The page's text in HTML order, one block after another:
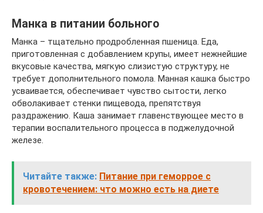
Манка в питании больного
Манка – тщательно продробленная пшеница. Еда,
приготовленная с добавлением крупы, имеет нежнейшие
вкусовые качества, мягкую слизистую структуру, не
требует дополнительного помола. Манная кашка быстро
усваивается, обеспечивает чувство сытости, легко
обволакивает стенки пищевода, препятствуя
раздражению. Каша занимает главенствующее место в
терапии воспалительного процесса в поджелудочной
железе.
Читайте также: Питание при геморрое с
кровотечением: что можно есть на диете